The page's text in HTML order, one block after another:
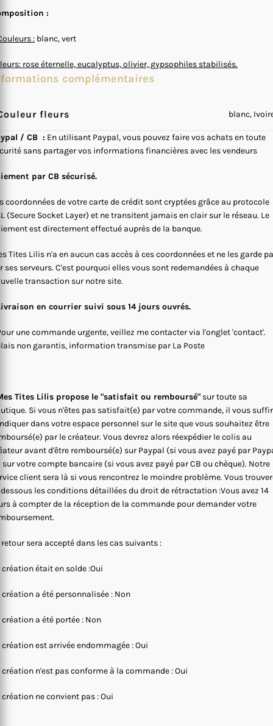
:
: blanc, vert
rose éternelle, eucalyptus, olivier, gypsophiles stabilisés.
complémentaires
fleurs blanc,
/ CB : En utilisant Paypal, vous pouvez faire vos achats en toute
sans partager vos informations financières avec les vendeurs
par CB sécurisé.
coordonnées de votre carte de crédit sont cryptées grâce au protocole
(Secure Socket Layer) et ne transitent jamais en clair sur le réseau. Le
est directement effectué auprès de la banque.
Tites Lilis n'a en aucun cas accès à ces coordonnées et ne les garde
ses serveurs. C'est pourquoi elles vous sont redemandées à chaque
transaction sur notre site.
en courrier suivi sous 14 jours ouvrés.
une commande urgente, veillez me contacter via l'onglet 'contact'.
non garantis, information transmise par La Poste
Tites Lilis propose le "satisfait ou remboursé" sur toute sa
Si vous n'êtes pas satisfait(e) par votre commande, il vous
dans votre espace personnel sur le site que vous souhaitez être
par le créateur. Vous devrez alors réexpédier le colis au
avant d'être remboursé(e) sur Paypal (si vous avez payé par
sur votre compte bancaire (si vous avez payé par CB ou chèque). Notre
client sera là si vous rencontrez le moindre problème. Vous
les conditions détaillées du droit de rétractation :Vous avez 14
à compter de la réception de la commande pour demander votre
retour sera accepté dans les cas suivants :
création était en solde :Oui
création a été personnalisée : Non
création a été portée : Non
création est arrivée endommagée : Oui
création n'est pas conforme à la commande : Oui
création ne convient pas : Oui